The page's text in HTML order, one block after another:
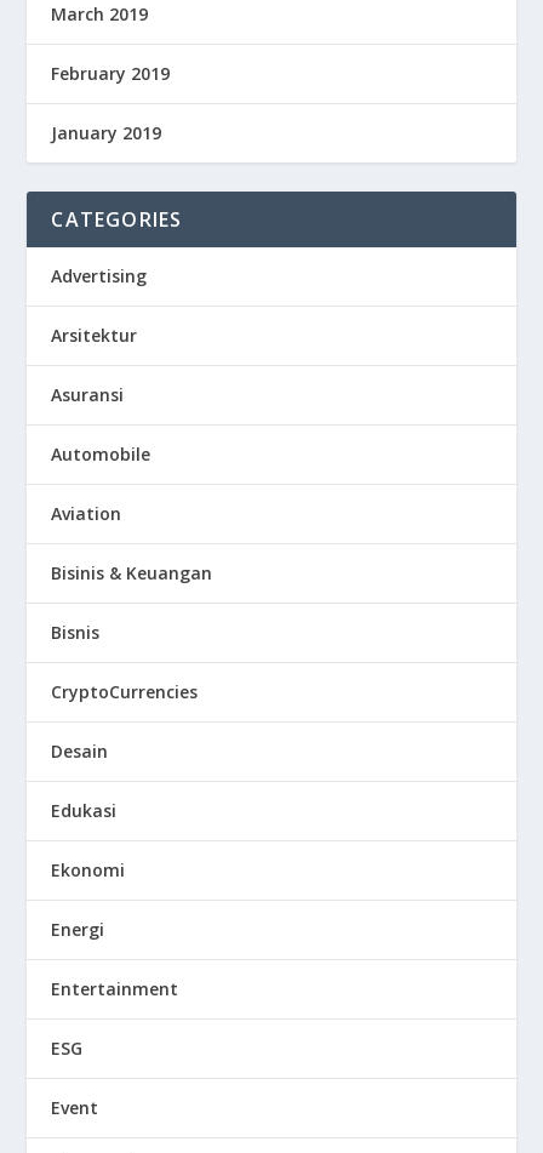
March 2019
February 2019
January 2019
CATEGORIES
Advertising
Arsitektur
Asuransi
Automobile
Aviation
Bisinis & Keuangan
Bisnis
CryptoCurrencies
Desain
Edukasi
Ekonomi
Energi
Entertainment
ESG
Event